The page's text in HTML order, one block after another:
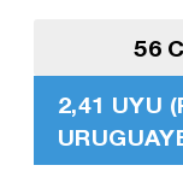
56
2,41 UYU